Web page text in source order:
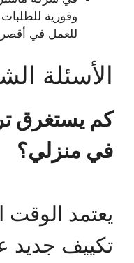
وفورية
للعمل في
الأسئلة
كم يستغرق
في منزلي؟
يعتمد
تكييف جديد